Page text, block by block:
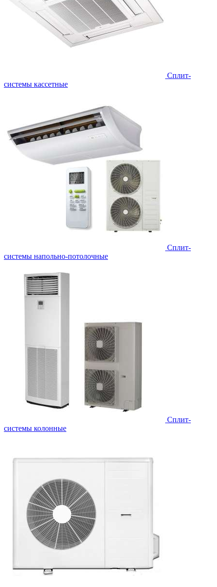
Сплит-
системы кассетные
Сплит-
системы напольно-потолочные
Cплит-
системы колонные